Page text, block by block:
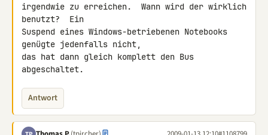
irgendwie zu erreichen.  Wann wird der wirklich
benutzt?  Ein
Suspend eines Windows-betriebenen Notebooks
genügte jedenfalls nicht,
das hat dann gleich komplett den Bus
abgeschaltet.
Antwort